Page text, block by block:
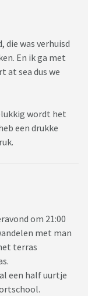
die was verhuisd
En ik ga met
at sea dus we
wordt het
een drukke
om 21:00
met man
terras
een half uurtje